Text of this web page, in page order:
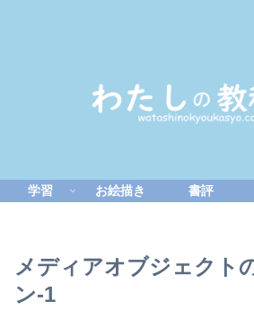
学習 お絵描き 書評
メディアオブジェクト
ン-1